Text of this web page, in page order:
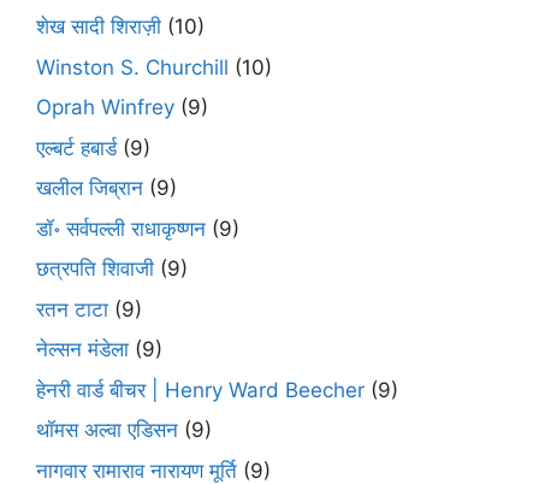
शेख सादी शिराज़ी (10)
Winston S. Churchill (10)
Oprah Winfrey (9)
एल्बर्ट हबार्ड(9)
खलील जिब्रान (9)
डॉ॰ सर्वपल्ली राधाकृष्णन (9)
छत्रपति शिवाजी (9)
रतन टाटा (9)
नेल्सन मंडेला (9)
हेनरी वार्ड बीचर | Henry Ward Beecher (9)
थॉमस अल्वा एडिसन (9)
नागवार रामाराव नारायण मूर्ति (9)